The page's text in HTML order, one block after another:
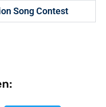
Song Contest